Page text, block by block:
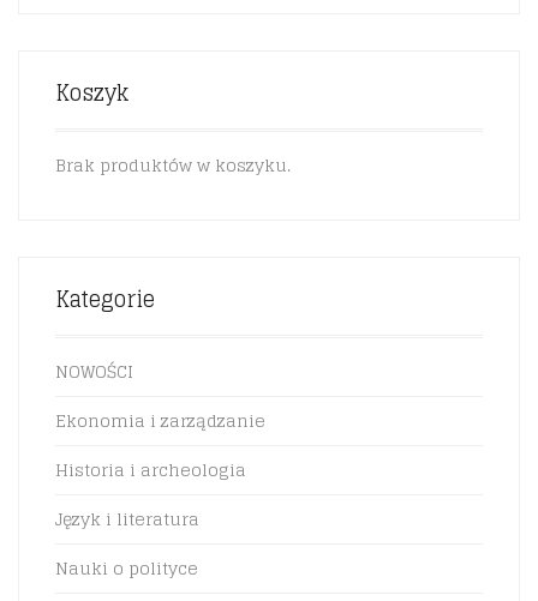
Koszyk
Brak produktów w koszyku.
Kategorie
NOWOŚCI
Ekonomia i zarządzanie
Historia i archeologia
Język i literatura
Nauki o polityce